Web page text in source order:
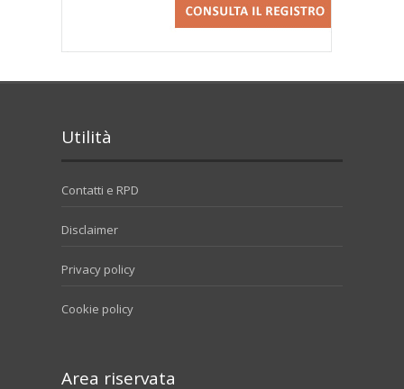
Utilità
Contatti e RPD
Disclaimer
Privacy policy
Cookie policy
Area riservata